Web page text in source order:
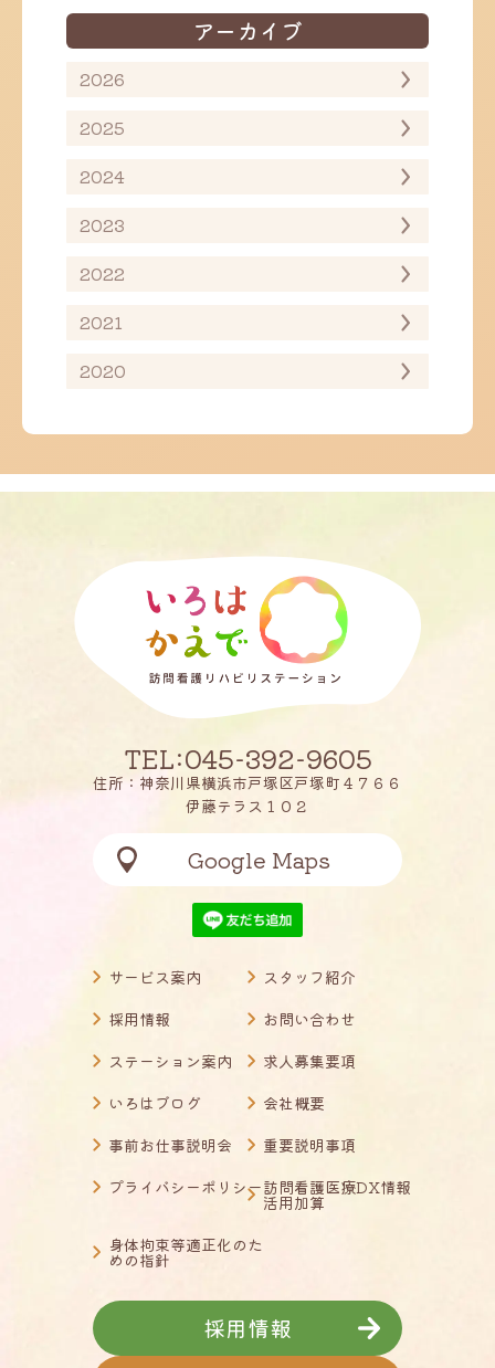
アーカイブ
2026
2025
2024
2023
2022
2021
2020
TEL:045-392-9605
住所：神奈川県横浜市戸塚区戸塚町４７６６
伊藤テラス１０２
Google Maps
サービス案内
スタッフ紹介
採用情報
お問い合わせ
ステーション案内
求人募集要項
いろはブログ
会社概要
事前お仕事説明会
重要説明事項
プライバシーポリシー訪問看護医療DX情報
活用加算
身体拘束等適正化のた
めの指針
採用情報